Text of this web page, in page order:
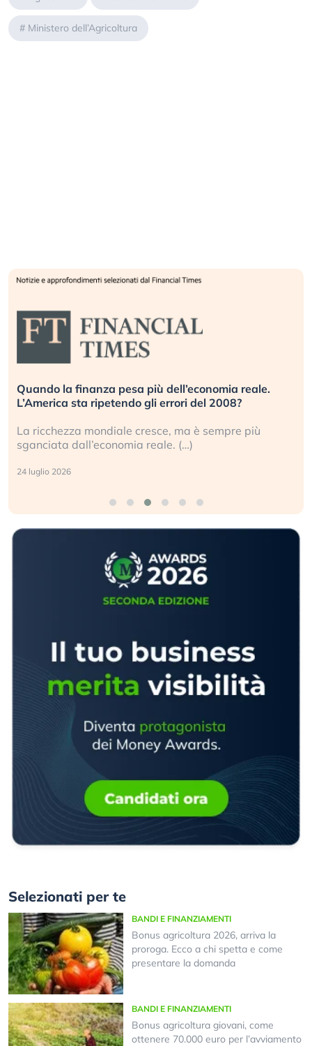
# Ministero dell’Agricoltura
Quando la finanza pesa più dell’economia reale.
L’America sta ripetendo gli errori del 2008?
La ricchezza mondiale cresce, ma è sempre più
sganciata dall’economia reale. (…)
24 luglio 2026
Selezionati per te
BANDI E FINANZIAMENTI
Bonus agricoltura 2026, arriva la
proroga. Ecco a chi spetta e come
presentare la domanda
BANDI E FINANZIAMENTI
Bonus agricoltura giovani, come
ottenere 70.000 euro per l’avviamento